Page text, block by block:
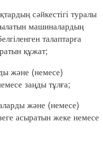
сәйкестігі туралы
машиналардың
талаптарға
құжат;
және (немесе)
заңды тұлға;
және (немесе)
асыратын жеке немесе